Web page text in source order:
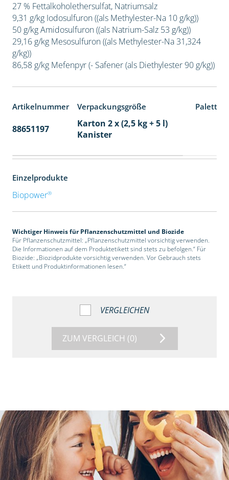
27 % Fettalkoholethersulfat, Natriumsalz
9,31 g/kg Iodosulfuron ((als Methylester-Na 10 g/kg))
50 g/kg Amidosulfuron ((als Natrium-Salz 53 g/kg))
29,16 g/kg Mesosulfuron ((als Methylester-Na 31,324
g/kg))
86,58 g/kg Mefenpyr (- Safener (als Diethylester 90 g/kg))
Artikelnummer Verpackungsgröße
88651197
Karton 2 x (2,5 kg + 5 l)
Kanister
Einzelprodukte
Biopower®
Wichtiger Hinweis für Pflanzenschutzmittel und Biozide
Für Pflanzenschutzmittel: „Pflanzenschutzmittel vorsichtig verwenden.
Die Informationen auf dem Produktetikett sind stets zu befolgen.“ Für
Biozide: „Biozidprodukte vorsichtig verwenden. Vor Gebrauch stets
Etikett und Produktinformationen lesen.“
VERGLEICHEN
ZUM VERGLEICH (0)